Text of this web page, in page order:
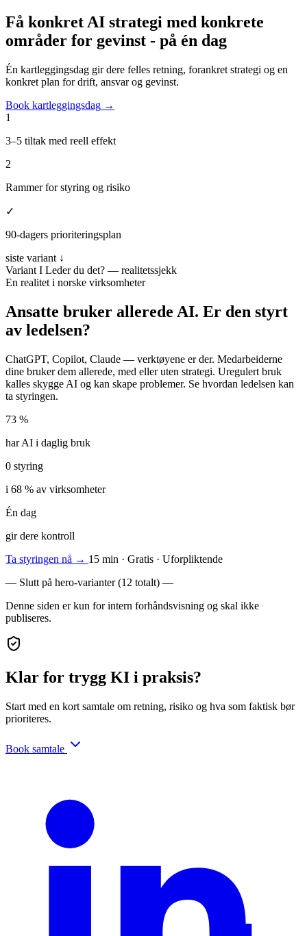
Få konkret AI strategi med konkrete
områder for gevinst - på én dag
Én kartleggingsdag gir dere felles retning, forankret strategi og en
konkret plan for drift, ansvar og gevinst.
Book kartleggingsdag →
1
3–5 tiltak med reell effekt
2
Rammer for styring og risiko
✓
90-dagers prioriteringsplan
siste variant ↓
Variant I Leder du det? — realitetssjekk
En realitet i norske virksomheter
Ansatte bruker allerede AI. Er den styrt
av ledelsen?
ChatGPT, Copilot, Claude — verktøyene er der. Medarbeiderne
dine bruker dem allerede, med eller uten strategi. Uregulert bruk
kalles skygge AI og kan skape problemer. Se hvordan ledelsen kan
ta styringen.
73 %
har AI i daglig bruk
0 styring
i 68 % av virksomheter
Én dag
gir dere kontroll
Ta styringen nå → 15 min · Gratis · Uforpliktende
— Slutt på hero-varianter (12 totalt) —
Denne siden er kun for intern forhåndsvisning og skal ikke
publiseres.
Klar for trygg KI i praksis?
Start med en kort samtale om retning, risiko og hva som faktisk bør
prioriteres.
Book samtale